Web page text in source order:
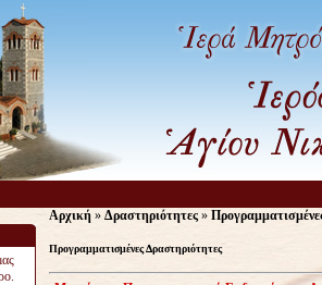
Αρχική » Δραστηριότητες »
Προγραμματισμένες Δραστηριότητες